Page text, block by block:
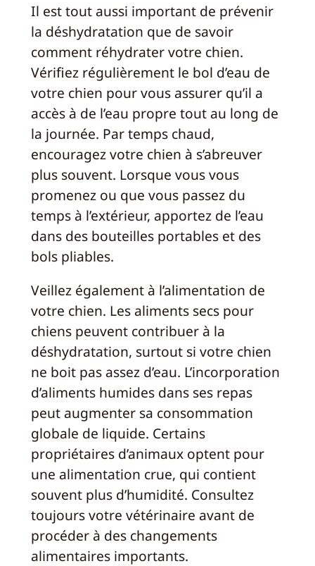
Il est tout aussi important de prévenir
la déshydratation que de savoir
comment réhydrater votre chien.
Vérifiez régulièrement le bol d’eau de
votre chien pour vous assurer qu’il a
accès à de l’eau propre tout au long de
la journée. Par temps chaud,
encouragez votre chien à s’abreuver
plus souvent. Lorsque vous vous
promenez ou que vous passez du
temps à l’extérieur, apportez de l’eau
dans des bouteilles portables et des
bols pliables.
Veillez également à l’alimentation de
votre chien. Les aliments secs pour
chiens peuvent contribuer à la
déshydratation, surtout si votre chien
ne boit pas assez d’eau. L’incorporation
d’aliments humides dans ses repas
peut augmenter sa consommation
globale de liquide. Certains
propriétaires d’animaux optent pour
une alimentation crue, qui contient
souvent plus d’humidité. Consultez
toujours votre vétérinaire avant de
procéder à des changements
alimentaires importants.